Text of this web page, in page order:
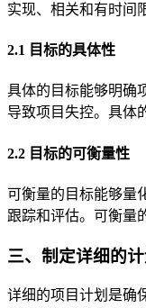
实现、相关和有时间
2.1 目标的具体性
具体的目标能够明确
导致项目失控。具体
2.2 目标的可衡量性
可衡量的目标能够量
跟踪和评估。可衡量
三、制定详细的计
详细的项目计划是确